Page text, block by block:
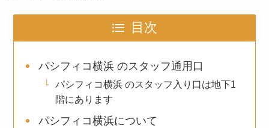
目次
パシフィコ横浜 のスタッフ通用口
パシフィコ横浜 のスタッフ入り口は地下1
階にあります
パシフィコ横浜について